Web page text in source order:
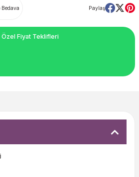
Bedava Paylaş
Fiyat Teklifleri